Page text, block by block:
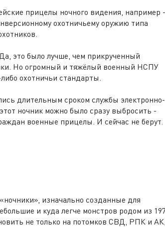
прицелы ночного видения, например -
охотничьему оружию типа
это было лучше, чем прикрученный
Но огромный и тяжёлый военный НСПУ
охотничьи стандарты.
длительным сроком службы электронно-
ночник можно было сразу выбросить -
военные прицелы. И сейчас не берут.
изначально созданные для
и куда легче монстров родом из
не только на потомков СВД, РПК и АК,